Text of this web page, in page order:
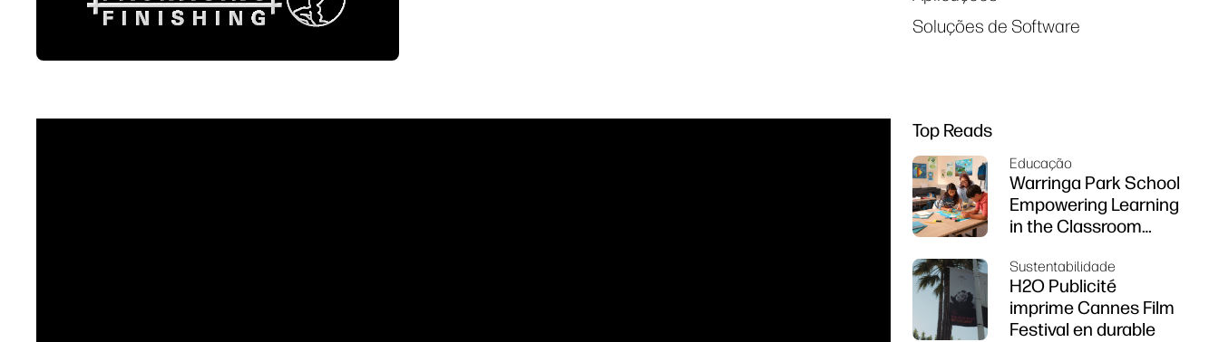
Soluções de Software
Top Reads
Educação
Warringa Park School
Empowering Learning
in the Classroom
Z6 series printer
Sustentabilidade
H2O Publicité
imprime Cannes Film
Festival en durable